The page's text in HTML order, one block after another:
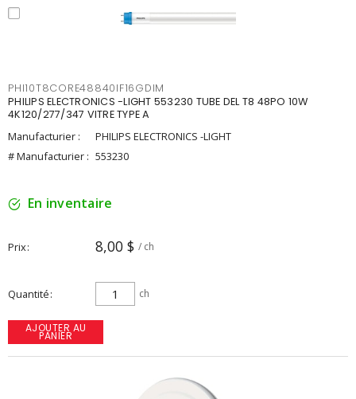
PHI10T8CORE48840IF16GDIM
PHILIPS ELECTRONICS -LIGHT 553230 TUBE DEL T8 48PO 10W
4K120/277/347 VITRE TYPE A
Manufacturier :
PHILIPS ELECTRONICS -LIGHT
# Manufacturier : 553230
En inventaire
Prix 8,00 $ / ch
Quantité ch
AJOUTER AU
PANIER